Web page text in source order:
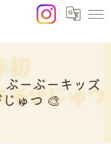
ーぶーキッズ
ゅつ 🎨